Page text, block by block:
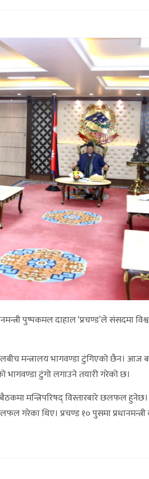
पुष्पकमल दाहाल ‘प्रचण्ड’ले संसदमा
दलबीच मन्त्रालय भागवण्डा टुंगिएको
भागवण्डा टुंगो लगाउने तयारी गरेको छ।
मन्त्रिपरिषद् विस्तारबारे छलफल
गरेका थिए। प्रचण्ड १० पुसमा